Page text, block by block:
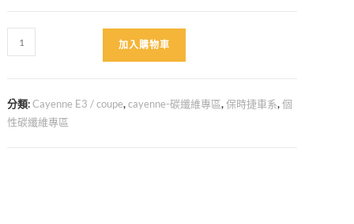
Cayenne
E3
纖
維
加入購物車
分類:Cayenne E3 / coupe,cayenne-碳纖維專區,保時捷車系,個
性碳纖維專區